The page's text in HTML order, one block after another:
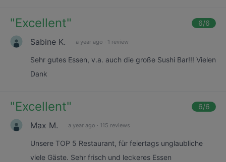
"Excellent" 6/6
Sabine K. a year ago · 1 review
Sehr gutes Essen, v.a. auch die große Sushi Bar!!! Vielen
Dank
"Excellent" 6/6
Max M. a year ago · 115 reviews
Unsere TOP 5 Restaurant, für feiertags unglaubliche
viele Gäste. Sehr frisch und leckeres Essen